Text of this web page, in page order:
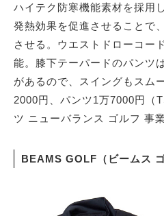
ハイテク防寒機能素材を採用
発熱効果を促進させることで
させる。ウエストドローコー
能。膝下テーパードのパンツ
があるので、スイングもスム
2000円、パンツ1万7000円（
ツ ニューバランス ゴルフ 事業
BEAMS GOLF（ビームス ゴ